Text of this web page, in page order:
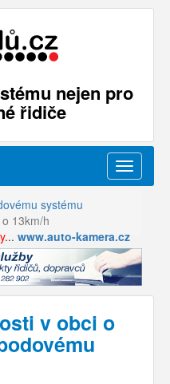
nejen pro
řidiče
Menu
systému
13km/h
... www.auto-kamera.cz
v obci o